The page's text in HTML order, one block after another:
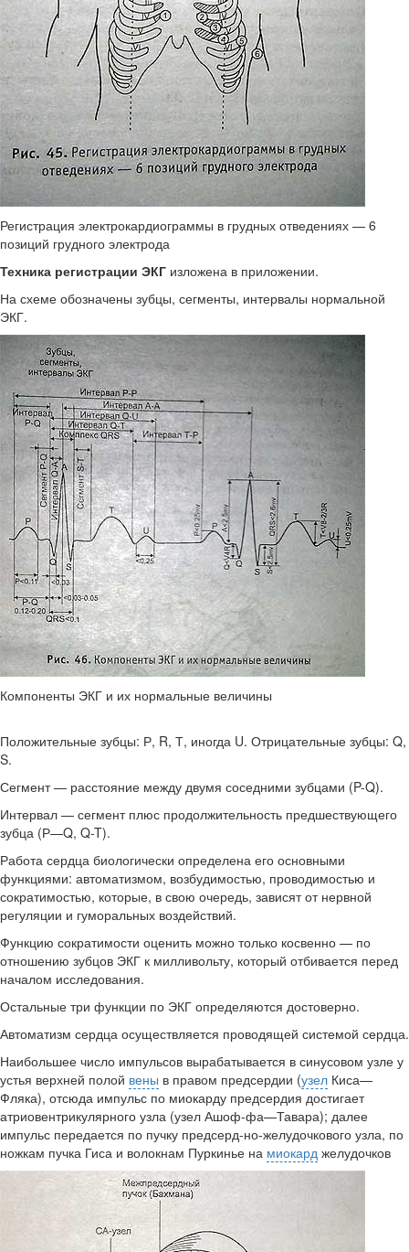
Регистрация электрокардиограммы в грудных отведениях — 6
позиций грудного электрода
Техника регистрации ЭКГ изложена в приложении.
На схеме обозначены зубцы, сегменты, интервалы нор­мальной
ЭКГ.
Компоненты ЭКГ и их нормальные величины
Положительные зубцы: Р, R, Т, иногда U. Отрицательные зубцы: Q,
S.
Сегмент — расстояние между двумя соседними зубца­ми (P-Q).
Интервал — сегмент плюс продолжительность пред­шествующего
зубца (Р—Q, Q-T).
Работа сердца биологически определена его основными
функциями: автоматизмом, возбудимостью, проводимо­стью и
сократимостью, которые, в свою очередь, зави­сят от нервной
регуляции и гуморальных воздействий.
Функцию сократимости оценить можно только косвен­но — по
отношению зубцов ЭКГ к милливольту, который отбивается перед
началом исследования.
Остальные три функции по ЭКГ определяются досто­верно.
Автоматизм сердца осуществляется проводящей сис­темой сердца.
Наибольшее число импульсов вырабатывается в сину­совом узле у
устья верхней полой вены в правом предсер­дии (узел Киса—
Фляка), отсюда импульс по миокарду пред­сердия достигает
атриовентрикулярного узла (узел Ашоф-фа—Тавара); далее
импульс передается по пучку предсерд-но-желудочкового узла, по
ножкам пучка Гиса и волок­нам Пуркинье на миокард желудочков